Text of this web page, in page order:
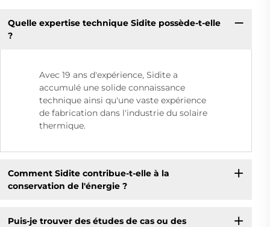
Quelle expertise technique Sidite possède-t-elle
?
Avec 19 ans d'expérience, Sidite a
accumulé une solide connaissance
technique ainsi qu'une vaste expérience
de fabrication dans l'industrie du solaire
thermique.
Comment Sidite contribue-t-elle à la
conservation de l'énergie ?
Puis-je trouver des études de cas ou des